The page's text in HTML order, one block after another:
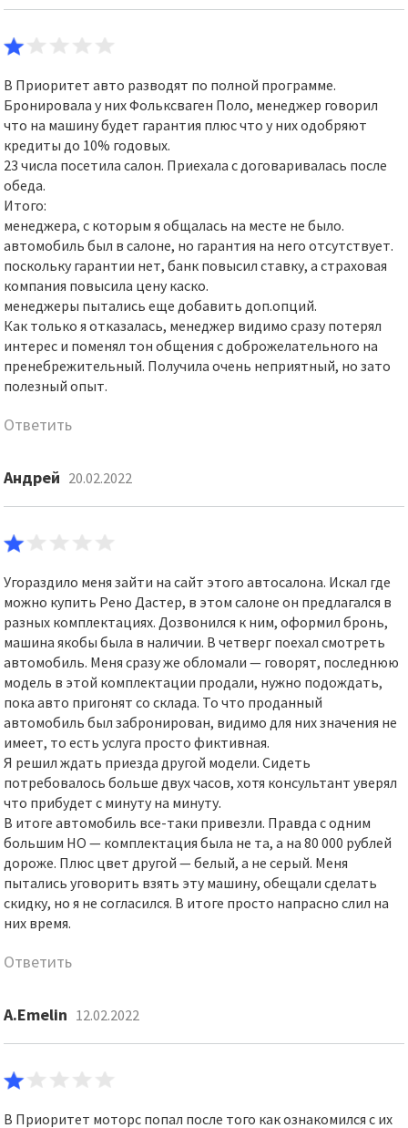
В Приоритет авто разводят по полной программе.
Бронировала у них Фольксваген Поло, менеджер говорил
что на машину будет гарантия плюс что у них одобряют
кредиты до 10% годовых.
23 числа посетила салон. Приехала с договаривалась после
обеда.
Итого:
менеджера, с которым я общалась на месте не было.
автомобиль был в салоне, но гарантия на него отсутствует.
поскольку гарантии нет, банк повысил ставку, а страховая
компания повысила цену каско.
менеджеры пытались еще добавить доп.опций.
Как только я отказалась, менеджер видимо сразу потерял
интерес и поменял тон общения с доброжелательного на
пренебрежительный. Получила очень неприятный, но зато
полезный опыт.
Ответить
Андрей 20.02.2022
Угораздило меня зайти на сайт этого автосалона. Искал где
можно купить Рено Дастер, в этом салоне он предлагался в
разных комплектациях. Дозвонился к ним, оформил бронь,
машина якобы была в наличии. В четверг поехал смотреть
автомобиль. Меня сразу же обломали — говорят, последнюю
модель в этой комплектации продали, нужно подождать,
пока авто пригонят со склада. То что проданный
автомобиль был забронирован, видимо для них значения не
имеет, то есть услуга просто фиктивная.
Я решил ждать приезда другой модели. Сидеть
потребовалось больше двух часов, хотя консультант уверял
что прибудет с минуту на минуту.
В итоге автомобиль все-таки привезли. Правда с одним
большим НО — комплектация была не та, а на 80 000 рублей
дороже. Плюс цвет другой — белый, а не серый. Меня
пытались уговорить взять эту машину, обещали сделать
скидку, но я не согласился. В итоге просто напрасно слил на
них время.
Ответить
A.Emelin 12.02.2022
В Приоритет моторс попал после того как ознакомился с их